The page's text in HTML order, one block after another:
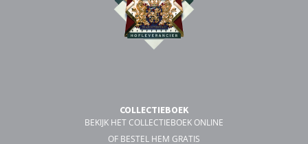
COLLECTIEBOEK
BEKIJK HET COLLECTIEBOEK ONLINE
OF BESTEL HEM GRATIS